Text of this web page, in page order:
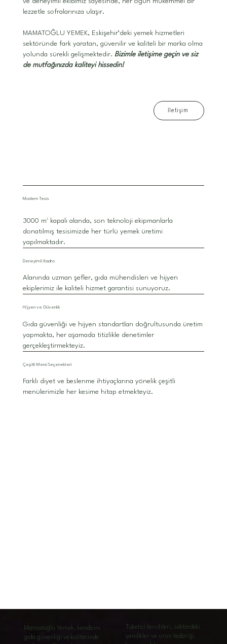
Mamatoğlu Yemek, kendisini
gıda güvenliği ve kalitesinde
Tüketici tercihleri, sektördeki
yenilikler ve ürün tedariği
lezzetle sofralarınıza ulaşır.
MAMATOĞLU YEMEK, Eskişehir’deki yemek hizmetleri
sektöründe fark yaratan, güvenilir ve kaliteli bir marka olma
yolunda sürekli gelişmektedir. Bizimle iletişime geçin ve siz
de mutfağınızda kaliteyi hissedin!
İletişim
Modern Tesis
3000 m² kapalı alanda, son teknoloji ekipmanlarla
donatılmış tesisimizde her türlü yemek üretimi
yapılmaktadır.
Deneyimli Kadro
Alanında uzman şefler, gıda mühendisleri ve hijyen
ekiplerimiz ile kaliteli hizmet garantisi sunuyoruz.
Hijyen ve Güvenlik
Gıda güvenliği ve hijyen standartları doğrultusunda üretim
yapmakta, her aşamada titizlikle denetimler
gerçekleştirmekteyiz.
Çeşitli Menü Seçenekleri
Farklı diyet ve beslenme ihtiyaçlarına yönelik çeşitli
menülerimizle her kesime hitap etmekteyiz.